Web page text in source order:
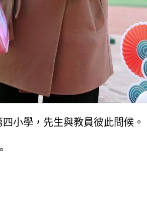
小學，先生與教員彼此問候。